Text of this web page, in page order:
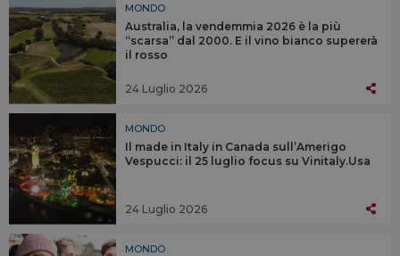
MONDO
Australia, la vendemmia 2026 è la più
“scarsa” dal 2000. E il vino bianco supererà
il rosso
24 Luglio 2026
MONDO
Il made in Italy in Canada sull’Amerigo
Vespucci: il 25 luglio focus su Vinitaly.Usa
24 Luglio 2026
MONDO